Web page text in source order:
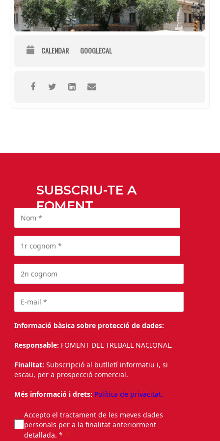
CALENDAR GOOGLECAL
SUBSCRIU-TE A
FOMENT
Informació bàsica sobre protecció de dades:
Responsable: FOMENT DEL TREBALL NACIONAL.
Finalitat: Subscripció al butlletí informatiu i, si
escau, per a prospecció comercial.
Més informació i drets: Política de privacitat.
Accepto el tractament de les meves dades
personals per a la finalitat anteriorment
detallada. *